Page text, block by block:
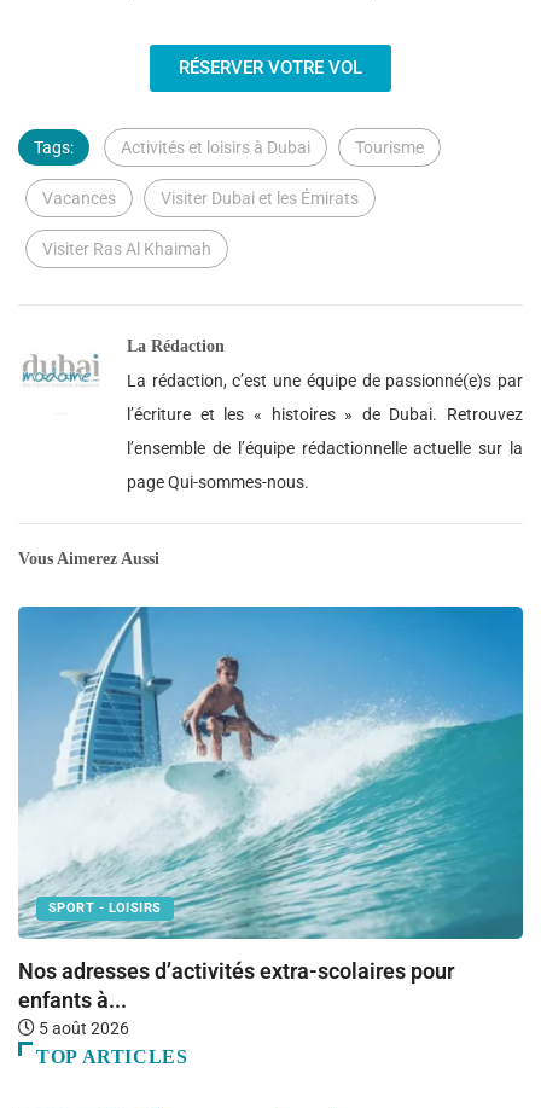
RÉSERVER VOTRE VOL
Tags: Activités et loisirs à Dubai Tourisme
Vacances Visiter Dubai et les Émirats
Visiter Ras Al Khaimah
La Rédaction
La rédaction, c’est une équipe de passionné(e)s par
l’écriture et les « histoires » de Dubai. Retrouvez
l’ensemble de l’équipe rédactionnelle actuelle sur la
page Qui-sommes-nous.
Vous Aimerez Aussi
SPORT - LOISIRS
Nos adresses d’activités extra-scolaires pour
enfants à...
5 août 2026
TOP ARTICLES